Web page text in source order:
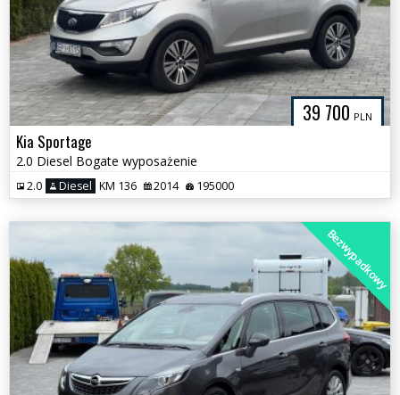
39 700 PLN
Kia Sportage
2.0 Diesel Bogate wyposażenie
2.0 Diesel KM 136 2014 195000
Bezwypadkowy